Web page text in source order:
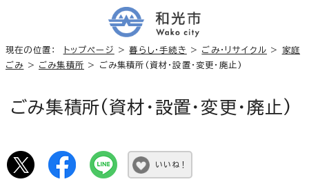
現在の位置： トップページ >暮らし・手続き > ごみ・リサイクル >
家庭
ごみ > ごみ集積所 > ごみ集積所(資材・設置・変更・廃止)
ごみ集積所(資材・設置・変更・廃止)
いいね！